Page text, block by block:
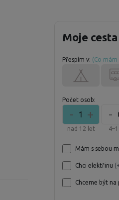
Moje cesta
Přespím v: (Co
Počet osob:
- +
1
nad 12 let
-
Mám s sebou
Chci elektřinu
Chceme být na